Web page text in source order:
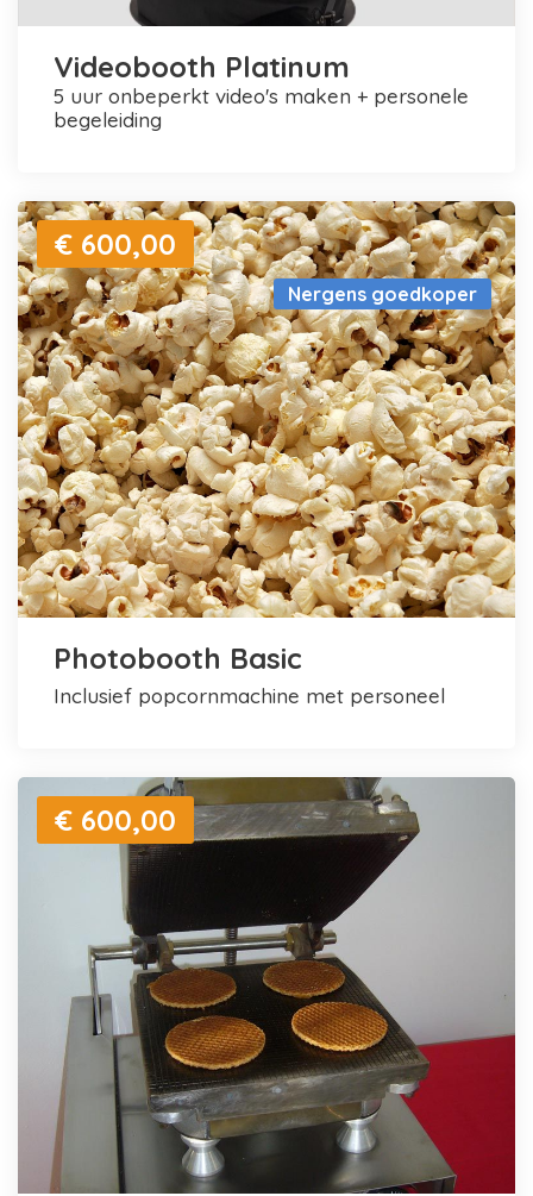
Videobooth Platinum
5 uur onbeperkt video's maken + personele
begeleiding
Nergens goedkoper
€ 600,00
Photobooth Basic
inclusief popcornmachine met personeel
€ 600,00